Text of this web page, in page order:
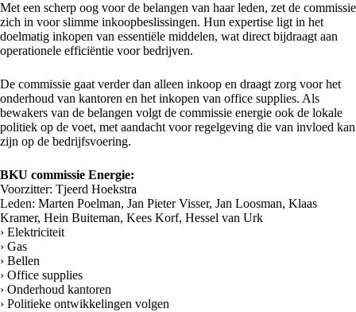
Met een scherp oog voor de belangen van haar leden, zet de commissie
zich in voor slimme inkoopbeslissingen. Hun expertise ligt in het
doelmatig inkopen van essentiële middelen, wat direct bijdraagt aan
operationele efficiëntie voor bedrijven.
De commissie gaat verder dan alleen inkoop en draagt zorg voor het
onderhoud van kantoren en het inkopen van office supplies. Als
bewakers van de belangen volgt de commissie energie ook de lokale
politiek op de voet, met aandacht voor regelgeving die van invloed kan
zijn op de bedrijfsvoering.
BKU commissie Energie:
Voorzitter: Tjeerd Hoekstra
Leden: Marten Poelman, Jan Pieter Visser, Jan Loosman, Klaas
Kramer, Hein Buiteman, Kees Korf, Hessel van Urk
› Elektriciteit
› Gas
› Bellen
› Office supplies
› Onderhoud kantoren
› Politieke ontwikkelingen volgen